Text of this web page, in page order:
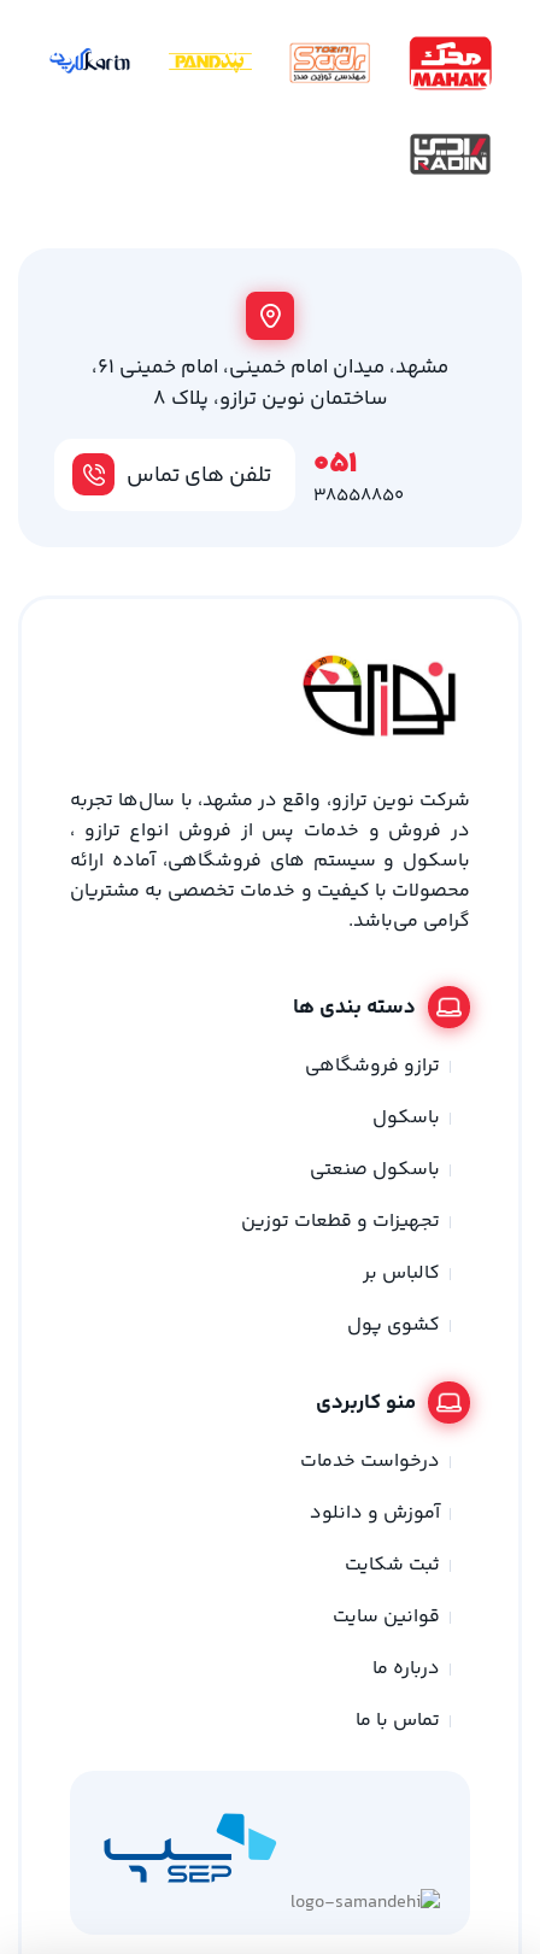
مشهد، میدان امام خمینی، امام خمینی 61،
ساختمان نوین ترازو، پلاک 8
تلفن های تماس 051
38558850
شرکت نوین ترازو، واقع در مشهد، با سال‌ها تجربه
در فروش و خدمات پس از فروش انواع ترازو ،
باسکول و سیستم های فروشگاهی، آماده ارائه
محصولات با کیفیت و خدمات تخصصی به مشتریان
گرامی می‌باشد.
دسته بندی ها
ترازو فروشگاهی
باسکول
باسکول صنعتی
تجهیزات و قطعات توزین
کالباس بر
کشوی پول
منو کاربردی
درخواست خدمات
آموزش و دانلود
ثبت شکایت
قوانین سایت
درباره ما
تماس با ما